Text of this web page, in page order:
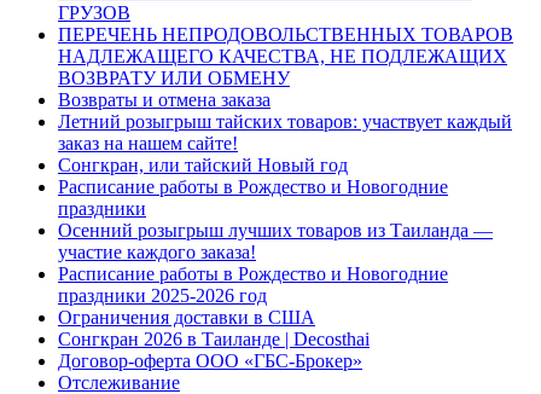
ГРУЗОВ
ПЕРЕЧЕНЬ НЕПРОДОВОЛЬСТВЕННЫХ ТОВАРОВ
НАДЛЕЖАЩЕГО КАЧЕСТВА, НЕ ПОДЛЕЖАЩИХ
ВОЗВРАТУ ИЛИ ОБМЕНУ
Возвраты и отмена заказа
Летний розыгрыш тайских товаров: участвует каждый
заказ на нашем сайте!
Сонгкран, или тайский Новый год
Расписание работы в Рождество и Новогодние
праздники
Осенний розыгрыш лучших товаров из Таиланда —
участие каждого заказа!
Расписание работы в Рождество и Новогодние
праздники 2025-2026 год
Ограничения доставки в США
Сонгкран 2026 в Таиланде | Decosthai
Договор-оферта ООО «ГБС-Брокер»
Отслеживание